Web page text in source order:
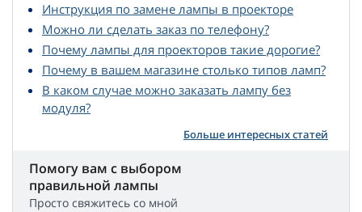
Инструкция по замене лампы в проекторе
Можно ли сделать заказ по телефону?
Почему лампы для проекторов такие дорогие?
Почему в вашем магазине столько типов ламп?
В каком случае можно заказать лампу без
модуля?
Больше интересных статей
Помогу вам с выбором
правильной лампы
Просто свяжитесь со мной